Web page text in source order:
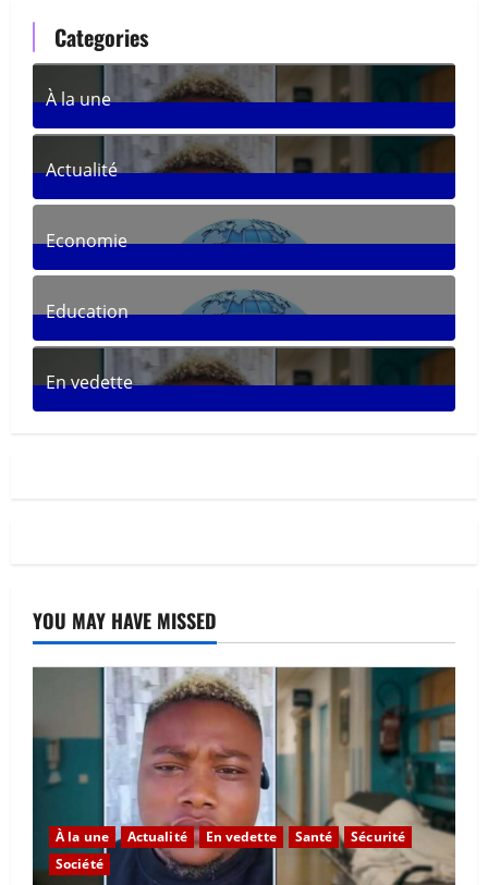
Categories
À la une
361Posts
Actualité
287Posts
Economie
30Posts
Education
33Posts
En vedette
YOU MAY HAVE MISSED
À la une Actualité En vedette Santé
Sécurité
Société